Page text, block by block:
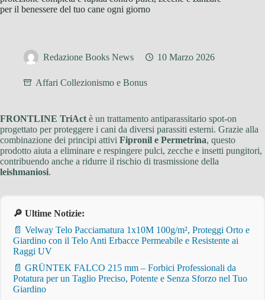
per il benessere del tuo cane ogni giorno
Redazione Books News 10 Marzo 2026
Affari Collezionismo e Bonus
FRONTLINE TriAct è un trattamento antiparassitario spot-on
progettato per proteggere i cani da diversi parassiti esterni. Grazie alla
combinazione dei principi attivi Fipronil e Permetrina, questo
prodotto aiuta a eliminare e respingere pulci, zecche e insetti pungitori,
contribuendo anche a ridurre il rischio di trasmissione della
leishmaniosi.
🔎 Ultime Notizie:
📄 Velway Telo Pacciamatura 1x10M 100g/m², Proteggi Orto e
Giardino con il Telo Anti Erbacce Permeabile e Resistente ai
Raggi UV
📄 GRÜNTEK FALCO 215 mm – Forbici Professionali da
Potatura per un Taglio Preciso, Potente e Senza Sforzo nel Tuo
Giardino